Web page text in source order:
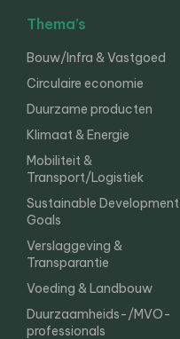
Thema’s
Bouw/Infra & Vastgoed
Circulaire economie
Duurzame producten
Klimaat & Energie
Mobiliteit &
Transport/Logistiek
Sustainable Development
Goals
Verslaggeving &
Transparantie
Voeding & Landbouw
Duurzaamheids-/MVO-
professionals